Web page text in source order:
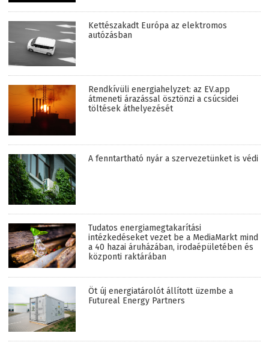
Kettészakadt Európa az elektromos
autózásban
Rendkívüli energiahelyzet: az EV.app
átmeneti árazással ösztönzi a csúcsidei
töltések áthelyezését
A fenntartható nyár a szervezetünket is védi
Tudatos energiamegtakarítási
intézkedéseket vezet be a MediaMarkt mind
a 40 hazai áruházában, irodaépületében és
központi raktárában
Öt új energiatárolót állított üzembe a
Futureal Energy Partners